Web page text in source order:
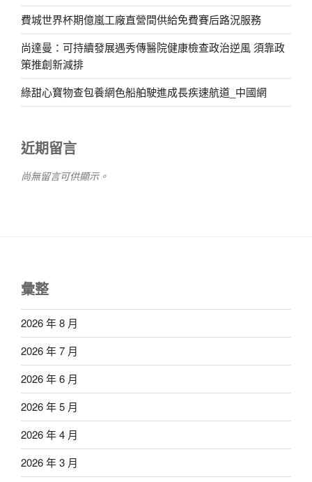
費城世界杯期億嵐工廠直營間供給免費賽后路況服務
尚達曼：可持續發展遇秀傳醫院健康檢查政治逆風 須靠政
策推創新減排
綠甜心寶物查包養網色船舶駛進成長疾速航道_中國網
近期留言
尚無留言可供顯示。
彙整
2026 年 8 月
2026 年 7 月
2026 年 6 月
2026 年 5 月
2026 年 4 月
2026 年 3 月